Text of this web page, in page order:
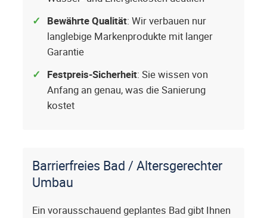
Bewährte Qualität: Wir verbauen nur
langlebige Markenprodukte mit langer
Garantie
Festpreis-Sicherheit: Sie wissen von
Anfang an genau, was die Sanierung
kostet
Barrierfreies Bad / Altersgerechter
Umbau
Ein vorausschauend geplantes Bad gibt Ihnen